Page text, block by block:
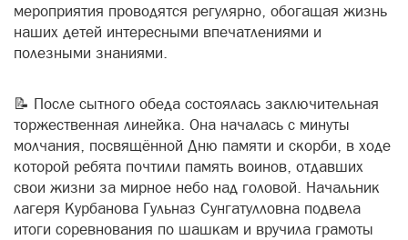
мероприятия проводятся регулярно, обогащая жизнь
наших детей интересными впечатлениями и
полезными знаниями.
📝 После сытного обеда состоялась заключительная
торжественная линейка. Она началась с минуты
молчания, посвящённой Дню памяти и скорби, в ходе
которой ребята почтили память воинов, отдавших
свои жизни за мирное небо над головой. Начальник
лагеря Курбанова Гульназ Сунгатулловна подвела
итоги соревнования по шашкам и вручила грамоты